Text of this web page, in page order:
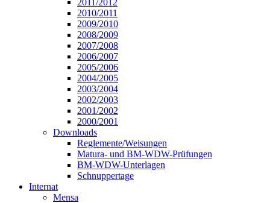
2011/2012
2010/2011
2009/2010
2008/2009
2007/2008
2006/2007
2005/2006
2004/2005
2003/2004
2002/2003
2001/2002
2000/2001
Downloads
Reglemente/Weisungen
Matura- und BM-WDW-Prüfungen
BM-WDW-Unterlagen
Schnuppertage
Internat
Mensa